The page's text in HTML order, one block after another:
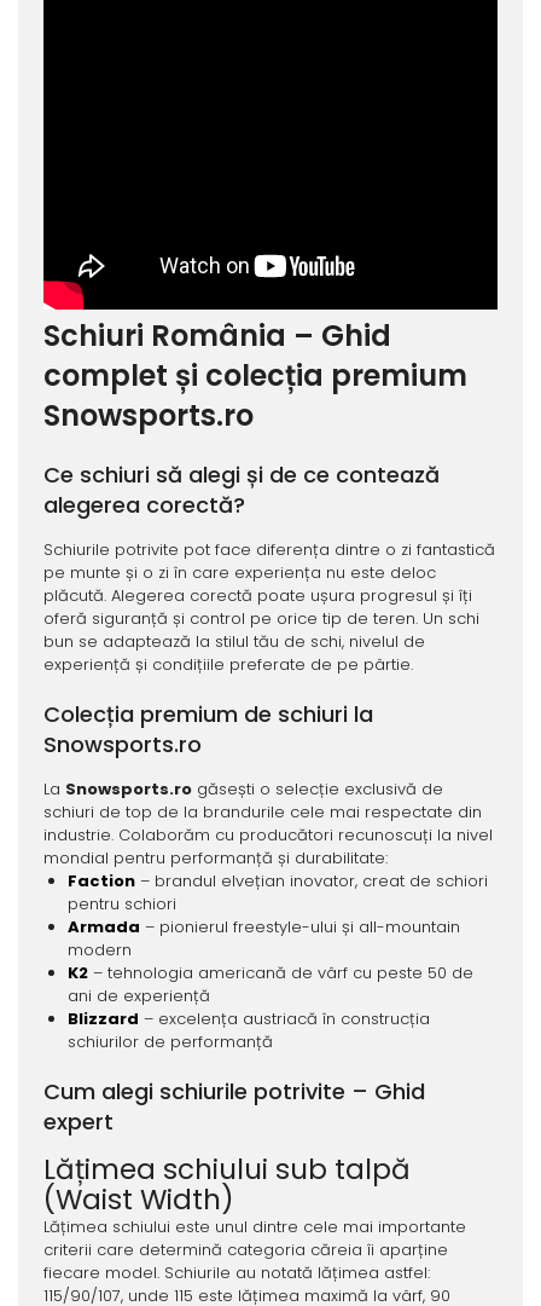
Schiuri România – Ghid
complet și colecția premium
Snowsports.ro
Ce schiuri să alegi și de ce contează
alegerea corectă?
Schiurile potrivite pot face diferența dintre o zi fantastică
pe munte și o zi în care experiența nu este deloc
plăcută. Alegerea corectă poate ușura progresul și îți
oferă siguranță și control pe orice tip de teren. Un schi
bun se adaptează la stilul tău de schi, nivelul de
experiență și condițiile preferate de pe pârtie.
Colecția premium de schiuri la
Snowsports.ro
La Snowsports.rogăsești o selecție exclusivă de
schiuri de top de la brandurile cele mai respectate din
industrie. Colaborăm cu producători recunoscuți la nivel
mondial pentru performanță și durabilitate:
Faction– brandul elvețian inovator, creat de schiori
pentru schiori
Armada – pionierul freestyle-ului și all-mountain
modern
K2– tehnologia americană de vârf cu peste 50 de
ani de experiență
Blizzard – excelența austriacă în construcția
schiurilor de performanță
Cum alegi schiurile potrivite – Ghid
expert
Lățimea schiului sub talpă
(Waist Width)
Lățimea schiului este unul dintre cele mai importante
criterii care determină categoria căreia îi aparține
fiecare model. Schiurile au notată lățimea astfel:
115/90/107, unde 115 este lățimea maximă la vârf, 90